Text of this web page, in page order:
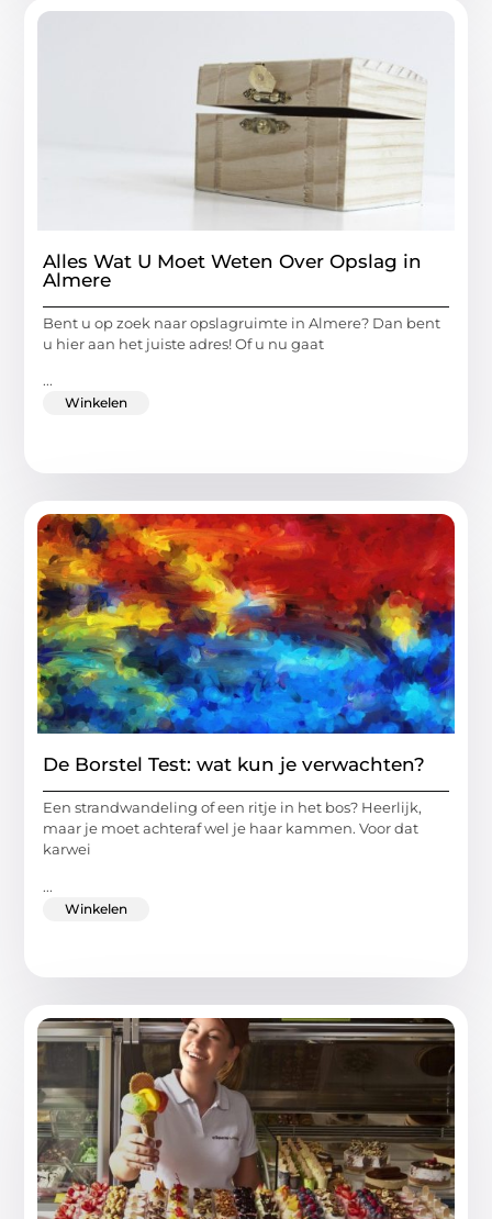
Alles Wat U Moet Weten Over Opslag in
Almere
Bent u op zoek naar opslagruimte in Almere? Dan bent
u hier aan het juiste adres! Of u nu gaat
...
Winkelen
De Borstel Test: wat kun je verwachten?
Een strandwandeling of een ritje in het bos? Heerlijk,
maar je moet achteraf wel je haar kammen. Voor dat
karwei
...
Winkelen